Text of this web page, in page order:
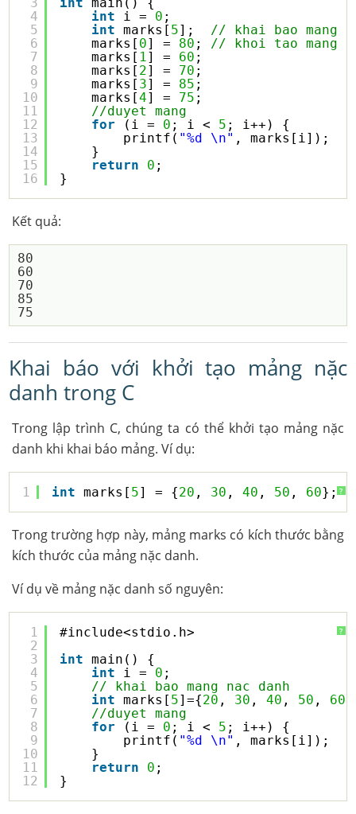
4
5
6
7
8
9
10
11
12
13
14
15
16
int
i = 0 ;
int
marks[ 5]; // khai bao mang
marks[ 0] = 80 ; // khoi tao mang
marks[ 1] = 60 ;
marks[ 2] = 70 ;
marks[ 3] = 85 ;
marks[4] = 75 ;
//duyet mang
for
(i = 0 ; i < 5 ; i++) {
printf( "%d \n" , marks[i]);
}
return
0 ;
}
Kết quả:
80
60
70
85
Khai báo với khởi tạo mảng nặc
danh trong C
Trong lập trình C, chúng ta có thể khởi tạo mảng nặc
danh khi khai báo mảng. Ví dụ:
?
1 int marks[ 5] = {20 , 30 , 40 , 50 , 60};
Trong trường hợp này, mảng marks có kích thước bằng
kích thước của mảng nặc danh.
Ví dụ về mảng nặc danh số nguyên:
?
1
2
3
4
5
6
7
8
9
10
11
12
#include<stdio.h>
int
main() {
int
i = 0 ;
// khai bao mang nac danh
int
marks[ 5]={20 , 30 , 40 , 50 , 60
//duyet mang
for
(i = 0 ; i < 5 ; i++) {
printf( "%d \n" , marks[i]);
}
return
0 ;
}